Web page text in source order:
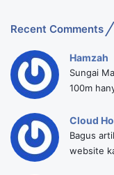
Recent Comments
Hamzah
Sungai
100m
Cloud
Bagus
website